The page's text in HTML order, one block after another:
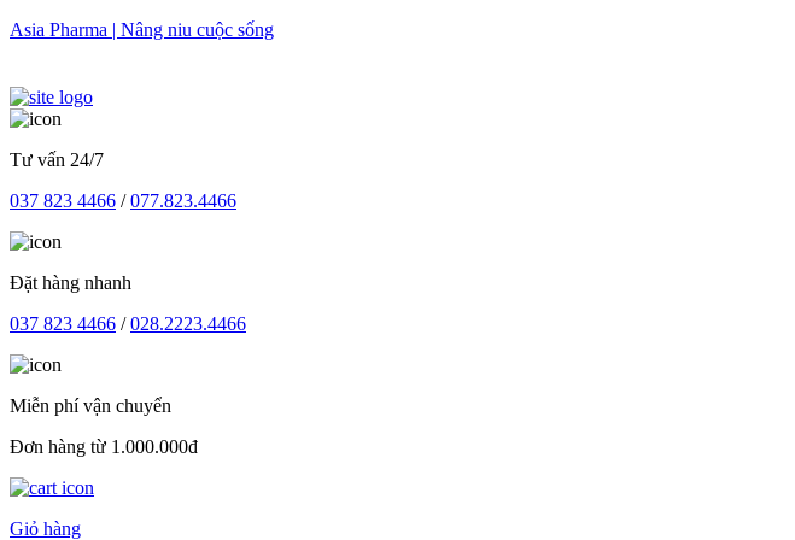
Skip
Asia Pharma | Nâng niu cuộc sống
Tư vấn 24/7
037 823 4466 /077.823.4466
Đặt hàng nhanh
037 823 4466 /028.2223.4466
Miễn phí vận chuyển
Đơn hàng từ 1.000.000đ
Giỏ hàng